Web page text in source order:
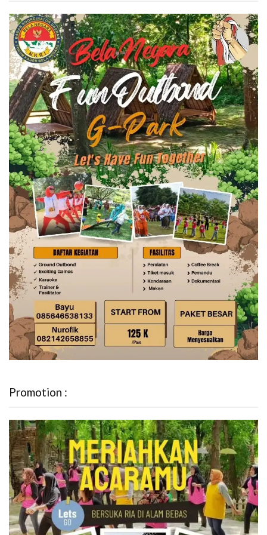
Promotion :